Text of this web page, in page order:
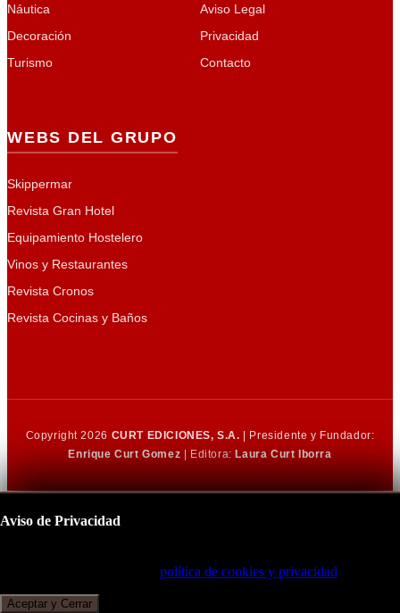
Náutica
Decoración
Turismo
Aviso Legal
Privacidad
Contacto
WEBS DEL GRUPO
Skippermar
Revista Gran Hotel
Equipamiento Hostelero
Vinos y Restaurantes
Revista Cronos
Revista Cocinas y Baños
Copyright 2026 CURT EDICIONES, S.A. | Presidente y Fundador:
Enrique Curt Gomez | Editora: Laura Curt Iborra
Aviso de Privacidad
política de cookies y privacidad
Aceptar y Cerrar